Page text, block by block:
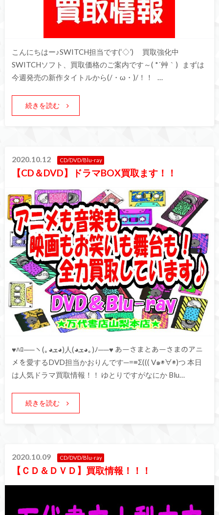
こんにちはー♪SWITCH担当です(‘◇’)ゞ 買取強化中
SWITCHソフト、買取価格のご案内です～( *´艸｀) まずは
今週発売の新作タイトルから(/・ω・)/！！ …
続きを読む
2020.10.12 CD/DVD/Blu-ray
【CD＆DVD】ドラマBOX買取ます！！
♥ﾊﾛ──ヽ(｡◕ܫ◕)人(◕ܫ◕｡)ﾉ──♥ あーさまとあーさまのアニ
メを愛するDVD担当かおりんです─=≡Σ((( V๑◉∀◉)つ 本日
は人気ドラマ買取情報！！ ゆとりですがなにか Blu…
続きを読む
2020.10.09 CD/DVD/Blu-ray
【ＣＤ＆ＤＶＤ】買取情報！！！